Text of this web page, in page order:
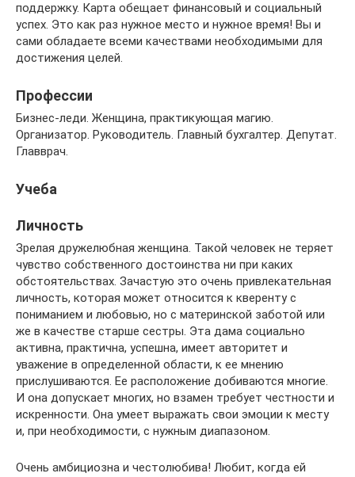
поддержку. Карта обещает финансовый и социальный
успех. Это как раз нужное место и нужное время! Вы и
сами обладаете всеми качествами необходимыми для
достижения целей.
Профессии
Бизнес-леди. Женщина, практикующая магию.
Организатор. Руководитель. Главный бухгалтер. Депутат.
Главврач.
Учеба
Личность
Зрелая дружелюбная женщина. Такой человек не теряет
чувство собственного достоинства ни при каких
обстоятельствах. Зачастую это очень привлекательная
личность, которая может относится к кверенту с
пониманием и любовью, но с материнской заботой или
же в качестве старше сестры. Эта дама социально
активна, практична, успешна, имеет авторитет и
уважение в определенной области, к ее мнению
прислушиваются. Ее расположение добиваются многие.
И она допускает многих, но взамен требует честности и
искренности. Она умеет выражать свои эмоции к месту
и, при необходимости, с нужным диапазоном.
Очень амбициозна и честолюбива! Любит, когда ей